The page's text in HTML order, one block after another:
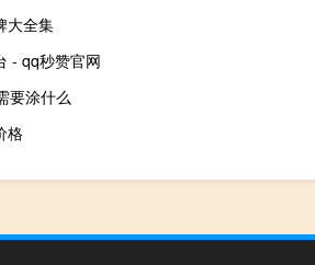
大全集
- qq秒赞官网
要涂什么
格